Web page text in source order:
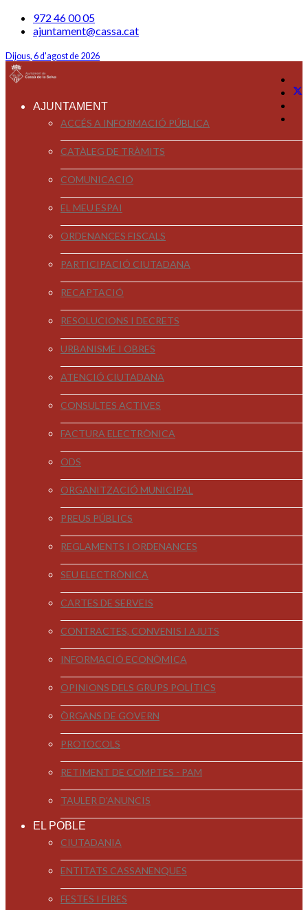
972 46 00 05
ajuntament@cassa.cat
Dijous, 6 d'agost de 2026
AJUNTAMENT
ACCÉS A INFORMACIÓ PÚBLICA
CATÀLEG DE TRÀMITS
COMUNICACIÓ
EL MEU ESPAI
ORDENANCES FISCALS
PARTICIPACIÓ CIUTADANA
RECAPTACIÓ
RESOLUCIONS I DECRETS
URBANISME I OBRES
ATENCIÓ CIUTADANA
CONSULTES ACTIVES
FACTURA ELECTRÒNICA
ODS
ORGANITZACIÓ MUNICIPAL
PREUS PÚBLICS
REGLAMENTS I ORDENANCES
SEU ELECTRÒNICA
CARTES DE SERVEIS
CONTRACTES, CONVENIS I AJUTS
INFORMACIÓ ECONÒMICA
OPINIONS DELS GRUPS POLÍTICS
ÒRGANS DE GOVERN
PROTOCOLS
RETIMENT DE COMPTES - PAM
TAULER D'ANUNCIS
EL POBLE
CIUTADANIA
ENTITATS CASSANENQUES
FESTES I FIRES